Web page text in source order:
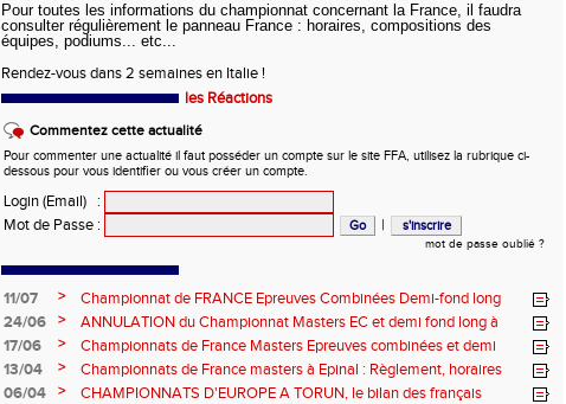
Pour toutes les informations du championnat concernant la France, il faudra
consulter régulièrement le panneau France : horaires, compositions des
équipes, podiums... etc...
Rendez-vous dans 2 semaines en Italie !
les Réactions
Commentez cette actualité
Pour commenter une actualité il faut posséder un compte sur le site FFA, utilisez la rubrique ci-
dessous pour vous identifier ou vous créer un compte.
Login (Email)
:
Mot de Passe : |
mot de passe oublié ?
11/07 >
Championnat de FRANCE Epreuves Combinées Demi-fond long
et Marche CHATEAUROUX
24/06 >
ANNULATION du Championnat Masters EC et demi fond long à
Châteauroux les 27-28 juin
17/06 >
Championnats de France Masters Epreuves combinées et demi
fond long
13/04 >
Championnats de France masters à Epinal : Règlement, horaires
prévisionnels, montée de barres et minimas médailles
06/04 >
CHAMPIONNATS D'EUROPE A TORUN, le bilan des français